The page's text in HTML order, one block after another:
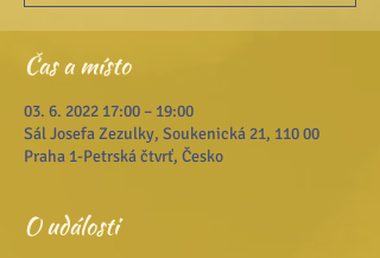
Čas a místo
03. 6. 2022 17:00 – 19:00
Sál Josefa Zezulky, Soukenická 21, 110 00
Praha 1-Petrská čtvrť, Česko
O události